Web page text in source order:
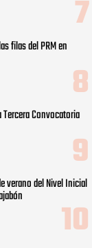
filas del PRM en
Convocatoria
verano del Nivel Inicial